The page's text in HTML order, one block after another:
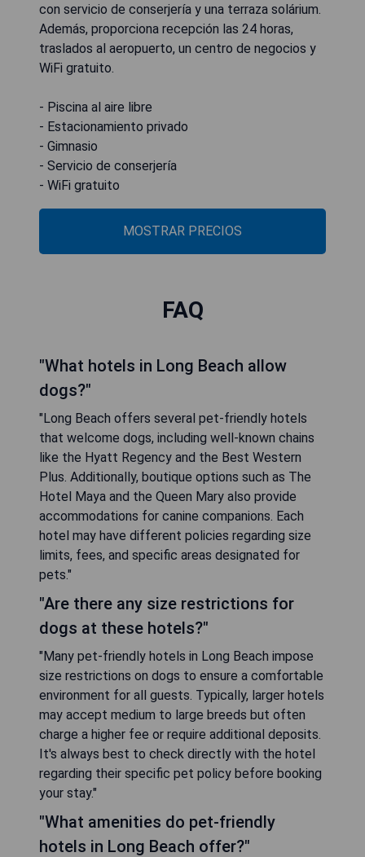
con servicio de conserjería y una terraza solárium.
Además, proporciona recepción las 24 horas,
traslados al aeropuerto, un centro de negocios y
WiFi gratuito.
- Piscina al aire libre
- Estacionamiento privado
- Gimnasio
- Servicio de conserjería
- WiFi gratuito
MOSTRAR PRECIOS
FAQ
"What hotels in Long Beach allow
dogs?"
"Long Beach offers several pet-friendly hotels
that welcome dogs, including well-known chains
like the Hyatt Regency and the Best Western
Plus. Additionally, boutique options such as The
Hotel Maya and the Queen Mary also provide
accommodations for canine companions. Each
hotel may have different policies regarding size
limits, fees, and specific areas designated for
pets."
"Are there any size restrictions for
dogs at these hotels?"
"Many pet-friendly hotels in Long Beach impose
size restrictions on dogs to ensure a comfortable
environment for all guests. Typically, larger hotels
may accept medium to large breeds but often
charge a higher fee or require additional deposits.
It's always best to check directly with the hotel
regarding their specific pet policy before booking
your stay."
"What amenities do pet-friendly
hotels in Long Beach offer?"